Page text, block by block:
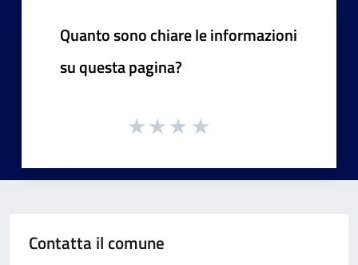
Quanto sono chiare le informazioni
su questa pagina?
Contatta il comune